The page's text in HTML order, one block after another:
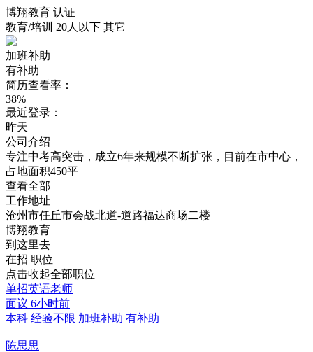
博翔教育 认证
教育/培训 20人以下 其它
加班补助
有补助
简历查看率：
38%
最近登录：
昨天
公司介绍
专注中考高突击，成立6年来规模不断扩张，目前在市中心，
占地面积450平
查看全部
工作地址
沧州市任丘市会战北道-道路福达商场二楼
博翔教育
到这里去
在招 职位
点击收起全部职位
单招英语老师
面议 6小时前
本科 经验不限 加班补助 有补助
陈思思